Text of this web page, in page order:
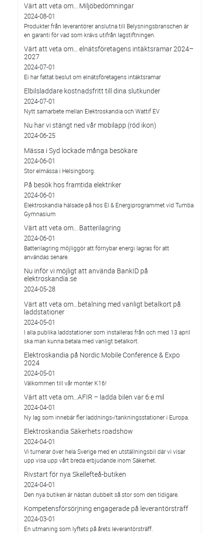
Värt att veta om... Miljöbedömningar
2024-08-01
Produkter från leverantörer anslutna till Belysningsbranschen är
en garanti för vad som krävs utifrån lagstiftningen.
Värt att veta om… elnätsföretagens intäktsramar 2024–
2027
2024-07-01
Ei har fattat beslut om elnätsföretagens intäktsramar
Elbilsladdare kostnadsfritt till dina slutkunder
2024-07-01
Nytt samarbete mellan Elektroskandia och Wattif EV
Nu har vi stängt ned vår mobilapp (röd ikon)
2024-06-25
Mässa i Syd lockade många besökare
2024-06-01
Stor elmässa i Helsingborg.
På besök hos framtida elektriker
2024-06-01
Elektroskandia hälsade på hos El & Energiprogrammet vid Tumba
Gymnasium
Värt att veta om... Batterilagring
2024-06-01
Batterilagring möjliggör att förnybar energi lagras för att
användas senare.
Nu inför vi möjligt att använda BankID på
elektroskandia.se
2024-05-28
Värt att veta om…betalning med vanligt betalkort på
laddstationer
2024-05-01
I alla publika laddstationer som installeras från och med 13 april
ska man kunna betala med vanligt betalkort.
Elektroskandia på Nordic Mobile Conference & Expo
2024
2024-05-01
Välkommen till vår monter K16!
Värt att veta om...AFIR – ladda bilen var 6:e mil
2024-04-01
Ny lag som innebär fler laddnings-/tankningsstationer i Europa.
Elektroskandia Säkerhets roadshow
2024-04-01
Vi turnerar över hela Sverige med en utställningsbil där vi visar
upp visa upp vårt breda erbjudande inom Säkerhet.
Rivstart för nya Skellefteå-butiken
2024-04-01
Den nya butiken är nästan dubbelt så stor som den tidigare.
Kompetensförsörjning engagerade på leverantörsträff
2024-03-01
En utmaning som lyftets på årets leverantörsträff.